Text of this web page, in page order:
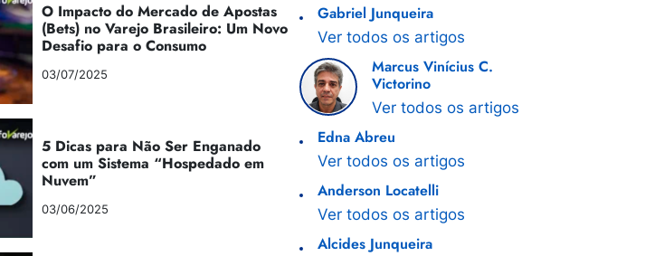
O Impacto do Mercado de Apostas
(Bets) no Varejo Brasileiro: Um Novo
Desafio para o Consumo
03/07/2025
5 Dicas para Não Ser Enganado
com um Sistema “Hospedado em
Nuvem”
03/06/2025
Gabriel Junqueira
Ver todos os artigos
Marcus Vinícius C.
Victorino
Ver todos os artigos
Edna Abreu
Ver todos os artigos
Anderson Locatelli
Ver todos os artigos
Alcides Junqueira